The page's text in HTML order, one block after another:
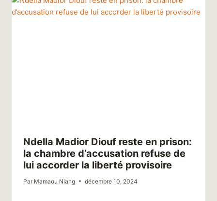
Ndella Madior Diouf reste en prison:
la chambre d’accusation refuse de
lui accorder la liberté provisoire
Par Mamaou Niang décembre 10, 2024